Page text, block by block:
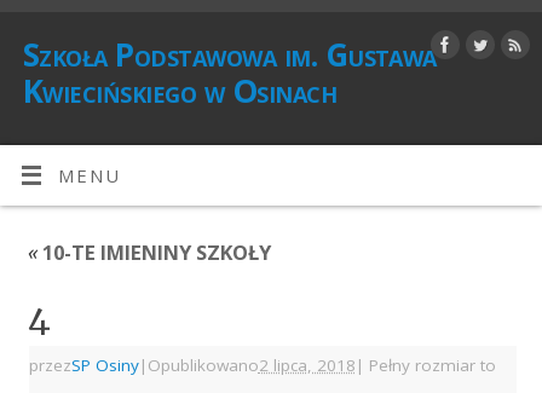
Szkoła Podstawowa im. Gustawa
Kwiecińskiego w Osinach
MENU
«10-TE IMIENINY SZKOŁY
4
przezSP Osiny| Opublikowano2 lipca, 2018 | Pełny rozmiar to